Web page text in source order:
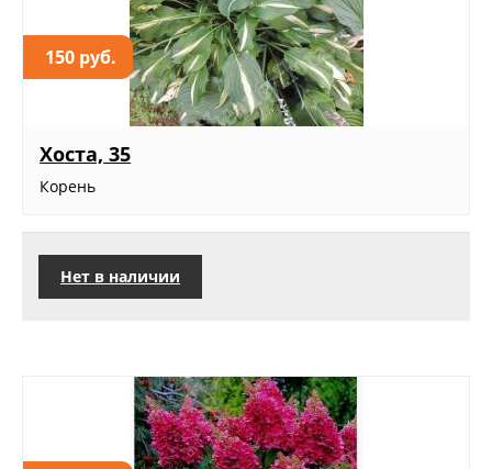
150 руб.
Хоста, 35
Корень
Нет в наличии